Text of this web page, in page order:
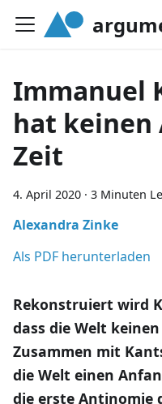
Immanuel
hat keinen
Zeit
4. April 2020 · 3 Minuten
Alexandra Zinke
Als PDF herunterladen
Rekonstruiert wird
dass die Welt
Zusammen mit
die Welt einen
die erste Antinomie